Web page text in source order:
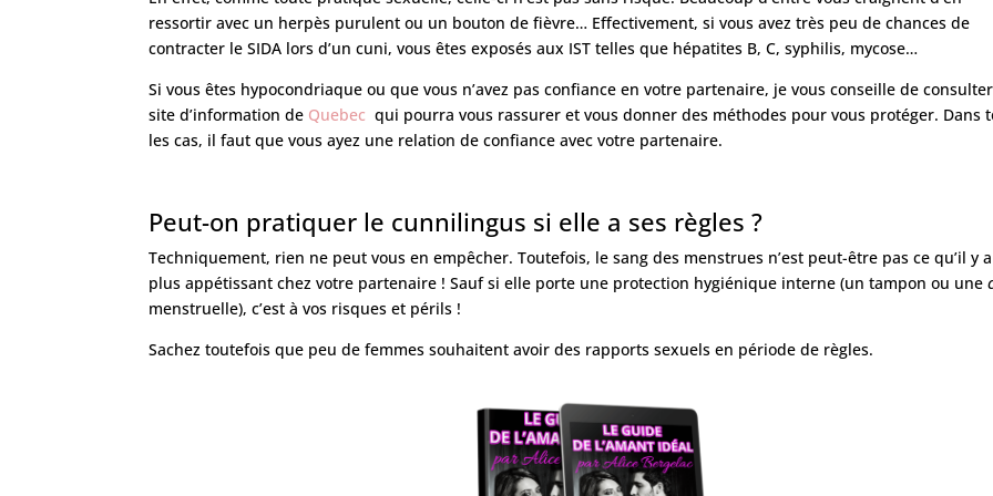
ressortir avec un herpès purulent ou un bouton de fièvre… Effectivement, si vous avez très peu de chances de
contracter le SIDA lors d’un cuni, vous êtes exposés aux IST telles que hépatites B, C, syphilis, mycose…
Si vous êtes hypocondriaque ou que vous n’avez pas confiance en votre partenaire, je vous conseille de
site d’information de Quebec qui pourra vous rassurer et vous donner des méthodes pour vous protéger. Dans
les cas, il faut que vous ayez une relation de confiance avec votre partenaire.
Peut-on pratiquer le cunnilingus si elle a ses règles ?
Techniquement, rien ne peut vous en empêcher. Toutefois, le sang des menstrues n’est peut-être pas ce qu’il y
plus appétissant chez votre partenaire ! Sauf si elle porte une protection hygiénique interne (un tampon ou une
menstruelle), c’est à vos risques et périls !
Sachez toutefois que peu de femmes souhaitent avoir des rapports sexuels en période de règles.